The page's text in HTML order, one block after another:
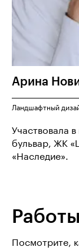
Арина
Ландшафтный
Участвовала
бульвар, ЖК
«Наследие».
Посмотрите,